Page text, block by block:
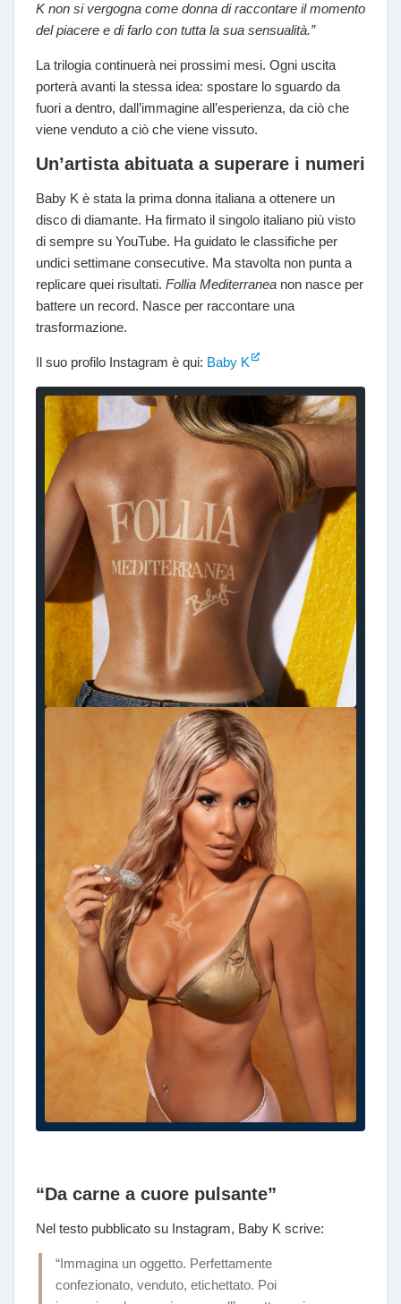
K non si vergogna come donna di raccontare il momento
del piacere e di farlo con tutta la sua sensualità.”
La trilogia continuerà nei prossimi mesi. Ogni uscita
porterà avanti la stessa idea: spostare lo sguardo da
fuori a dentro, dall’immagine all’esperienza, da ciò che
viene venduto a ciò che viene vissuto.
Un’artista abituata a superare i numeri
Baby K è stata la prima donna italiana a ottenere un
disco di diamante. Ha firmato il singolo italiano più visto
di sempre su YouTube. Ha guidato le classifiche per
undici settimane consecutive. Ma stavolta non punta a
replicare quei risultati. Follia Mediterranea non nasce per
battere un record. Nasce per raccontare una
trasformazione.
Il suo profilo Instagram è qui: Baby K
“Da carne a cuore pulsante”
Nel testo pubblicato su Instagram, Baby K scrive:
“Immagina un oggetto. Perfettamente
confezionato, venduto, etichettato. Poi